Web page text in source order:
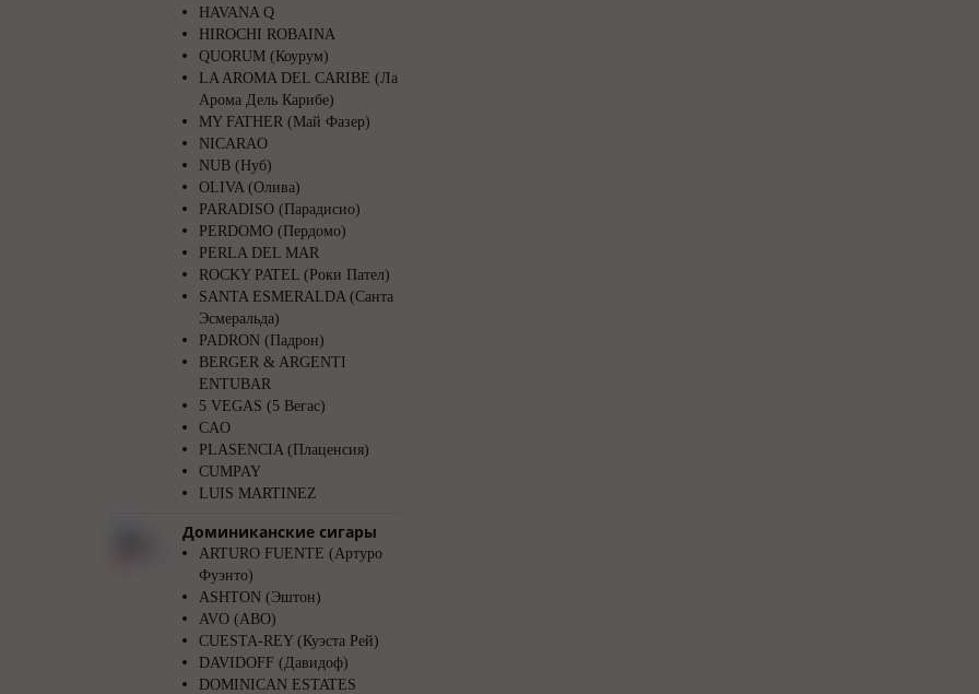
HAVANA Q
HIROCHI ROBAINA
QUORUM (Коурум)
LA AROMA DEL CARIBE (Ла
Арома Дель Карибе)
MY FATHER (Май Фазер)
NICARAO
NUB (Нуб)
OLIVA (Олива)
PARADISO (Парадисио)
PERDOMO (Пердомо)
PERLA DEL MAR
ROCKY PATEL (Роки Пател)
SANTA ESMERALDA (Санта
Эсмеральда)
PADRON (Падрон)
BERGER & ARGENTI
ENTUBAR
5 VEGAS (5 Вегас)
CAO
PLASENCIA (Плаценсия)
CUMPAY
LUIS MARTINEZ
Доминиканские сигары
ARTURO FUENTE (Артуро
Фуэнто)
ASHTON (Эштон)
AVO (АВО)
CUESTA-REY (Куэста Рей)
DAVIDOFF (Давидоф)
DOMINICAN ESTATES